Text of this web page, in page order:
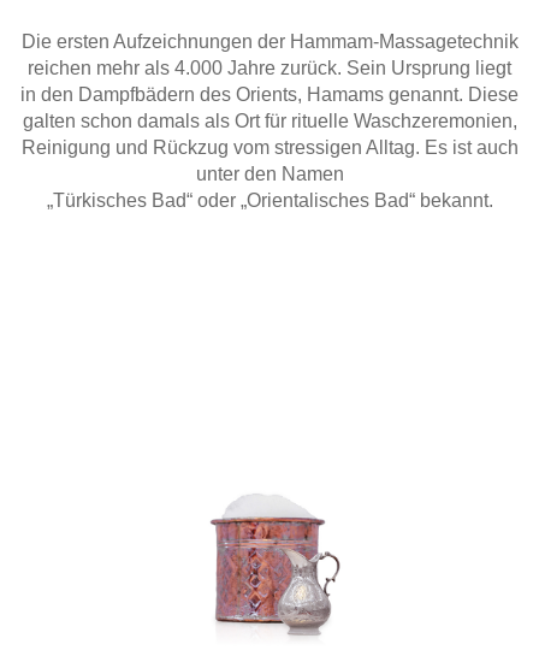
Die ersten Aufzeichnungen der Hammam-Massagetechnik
reichen mehr als 4.000 Jahre zurück. Sein Ursprung liegt
in den Dampfbädern des Orients, Hamams genannt. Diese
galten schon damals als Ort für rituelle Waschzeremonien,
Reinigung und Rückzug vom stressigen Alltag. Es ist auch
unter den Namen
„Türkisches Bad“ oder „Orientalisches Bad“ bekannt.